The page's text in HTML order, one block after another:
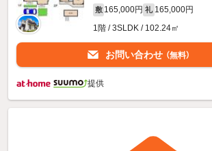
敷 165,000円 礼 165,000円
1階 / 3SLDK / 102.24㎡
お問い合わせ （無料）
提供